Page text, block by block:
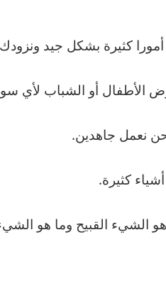
كثيرة بشكل جيد ونزودك
الأطفال أو الشباب لأي
نعمل جاهدين.
كثيرة.
الشيء القبيح وما هو